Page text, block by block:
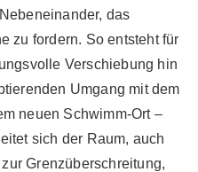
das
zu fordern. So entsteht für
Verschiebung hin
Umgang mit dem
neuen Schwimm-Ort –
sich der Raum, auch
Grenzüberschreitung,